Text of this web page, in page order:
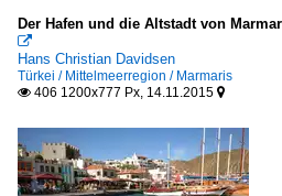
Der Hafen und die Altstadt von

Hans Christian Davidsen
Türkei / Mittelmeerregion / Marmaris
 406 1200x777 Px, 14.11.2015 